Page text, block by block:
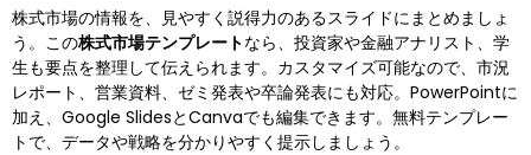
株式市場の情報を、見やすく説得力のあるスライドにまとめましょ
う。この株式市場テンプレートなら、投資家や金融アナリスト、学
生も要点を整理して伝えられます。カスタマイズ可能なので、市況
レポート、営業資料、ゼミ発表や卒論発表にも対応。PowerPointに
加え、Google SlidesとCanvaでも編集できます。無料テンプレー
トで、データや戦略を分かりやすく提示しましょう。